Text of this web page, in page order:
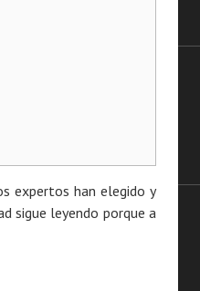
expertos han elegido y
sigue leyendo porque a